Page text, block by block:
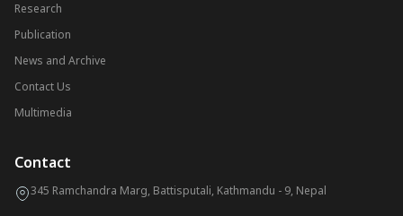
Research
Publication
News and Archive
Contact Us
Multimedia
Contact
345 Ramchandra Marg, Battisputali, Kathmandu - 9, Nepal